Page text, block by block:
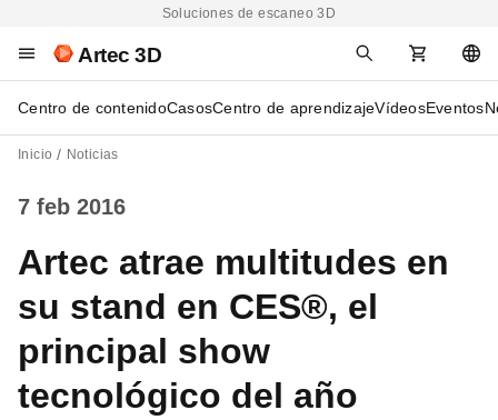
Soluciones de escaneo 3D
Artec 3D
Centro de contenidoCasosCentro de aprendizajeVídeosEventos
Inicio Noticias
7 feb 2016
Artec atrae multitudes en
su stand en CES®, el
principal show
tecnológico del año